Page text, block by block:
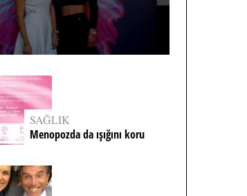
SAĞLIK
Menopozda da ışığını koru